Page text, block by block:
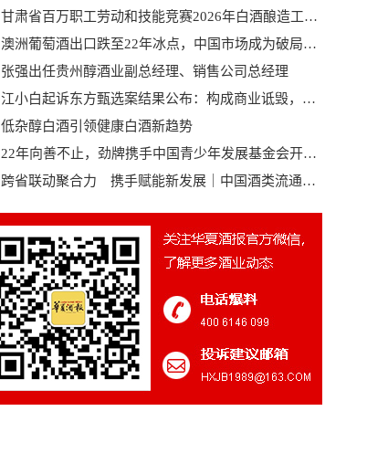
甘肃省百万职工劳动和技能竞赛2026年白酒酿造工职...
澳洲葡萄酒出口跌至22年冰点，中国市场成为破局关键...
张强出任贵州醇酒业副总经理、销售公司总经理
江小白起诉东方甄选案结果公布：构成商业诋毁，赔偿3...
低杂醇白酒引领健康白酒新趋势
22年向善不止，劲牌携手中国青少年发展基金会开启未...
跨省联动聚合力 携手赋能新发展｜中国酒类流通协会、...